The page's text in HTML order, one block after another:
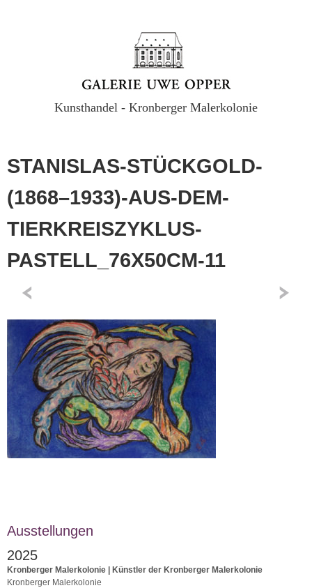
Kunsthandel - Kronberger Malerkolonie
STANISLAS-STÜCKGOLD-
(1868–1933)-AUS-DEM-
TIERKREISZYKLUS-
PASTELL_76X50CM-11
Ausstellungen
2025
Kronberger Malerkolonie | Künstler der Kronberger Malerkolonie
Kronberger Malerkolonie